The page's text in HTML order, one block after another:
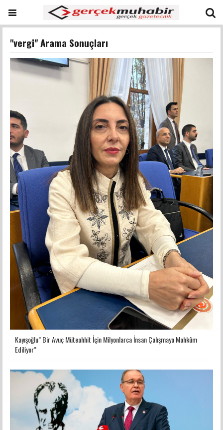
"vergi" Arama Sonuçları
Kayışoğlu” Bir Avuç Müteahhit İçin Milyonlarca İnsan Çalışmaya Mahkûm
Ediliyor”